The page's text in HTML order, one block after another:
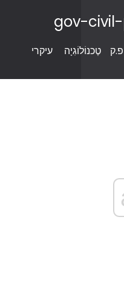
gov-
עיקרי טֶכנוֹלוֹגִיָה